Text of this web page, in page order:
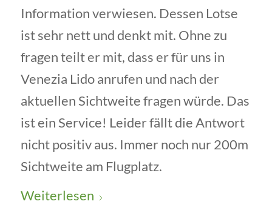
Information verwiesen. Dessen Lotse
ist sehr nett und denkt mit. Ohne zu
fragen teilt er mit, dass er für uns in
Venezia Lido anrufen und nach der
aktuellen Sichtweite fragen würde. Das
ist ein Service! Leider fällt die Antwort
nicht positiv aus. Immer noch nur 200m
Sichtweite am Flugplatz.
Weiterlesen